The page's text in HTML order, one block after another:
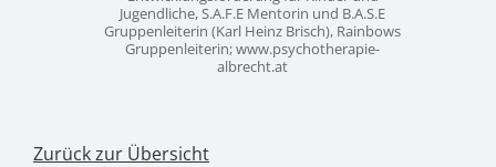
Jugendliche, S.A.F.E Mentorin und B.A.S.E
Gruppenleiterin (Karl Heinz Brisch), Rainbows
Gruppenleiterin; www.psychotherapie-
albrecht.at
Zurück zur Übersicht